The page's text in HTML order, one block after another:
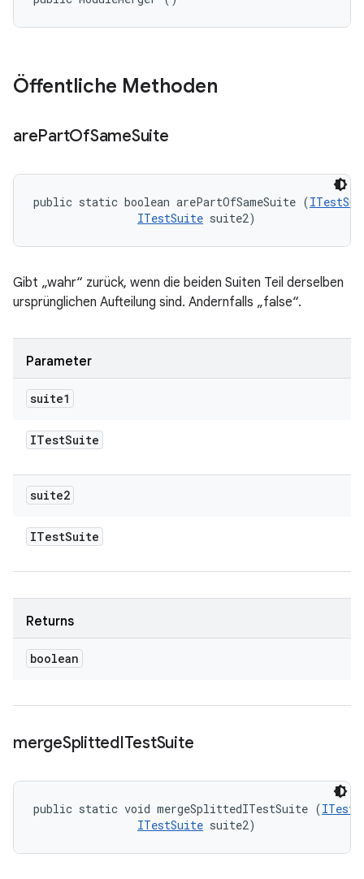
Öffentliche Methoden
arePartOfSameSuite
public static boolean arePartOfSameSuite (
ITestSuite suite2)
Gibt „wahr“ zurück, wenn die beiden Suiten Teil derselben
ursprünglichen Aufteilung sind. Andernfalls „false“.
Parameter
suite1
ITestSuite
suite2
ITestSuite
Returns
boolean
mergeSplittedITestSuite
public static void mergeSplittedITestSuite (
ITestSuite suite2)